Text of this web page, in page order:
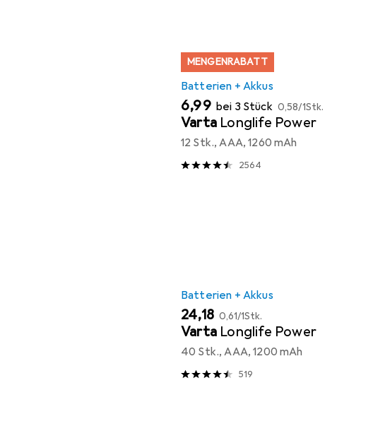
MENGENRABATT
Batterien + Akkus
EUR
6,99 bei 3 Stück EUR
0,58/1Stk.
Varta Longlife Power
12 Stk., AAA, 1260 mAh
2564
Batterien + Akkus
EUR
24,18 EUR
0,61/1Stk.
Varta Longlife Power
40 Stk., AAA, 1200 mAh
519